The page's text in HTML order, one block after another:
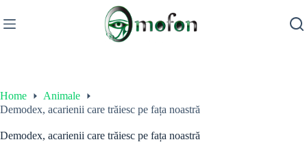
to
content
Home
Animale
Demodex, acarienii care trăiesc pe fața noastră
Demodex, acarienii care trăiesc pe fața noastră